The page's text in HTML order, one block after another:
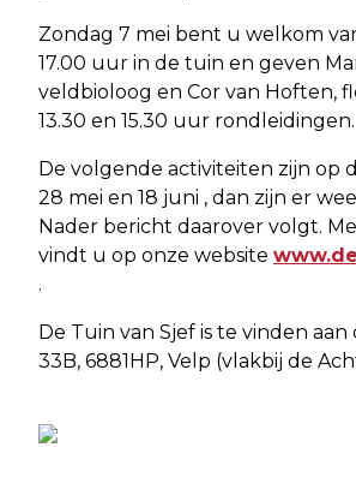
Zondag 7 mei bent u welkom
17.00 uur in de tuin en geven
veldbioloog en Cor van Hoften,
13.30 en 15.30 uur rondleidingen.
De volgende activiteiten zijn op
28 mei en 18 juni , dan zijn er
Nader bericht daarover volgt.
vindt u op onze website
.
De Tuin van Sjef is te vinden
33B, 6881HP, Velp (vlakbij de